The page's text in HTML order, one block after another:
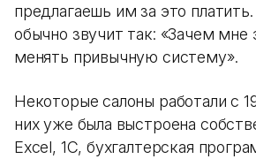
предлагаешь им за это
обычно звучит так: «Зачем мне
менять привычную систему».
Некоторые салоны работали с
них уже была выстроена
Excel, 1С, бухгалтерская